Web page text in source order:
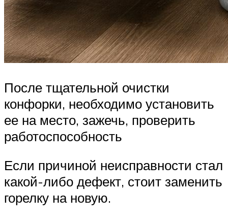
После тщательной очистки
конфорки, необходимо установить
ее на место, зажечь, проверить
работоспособность
Если причиной неисправности стал
какой-либо дефект, стоит заменить
горелку на новую.